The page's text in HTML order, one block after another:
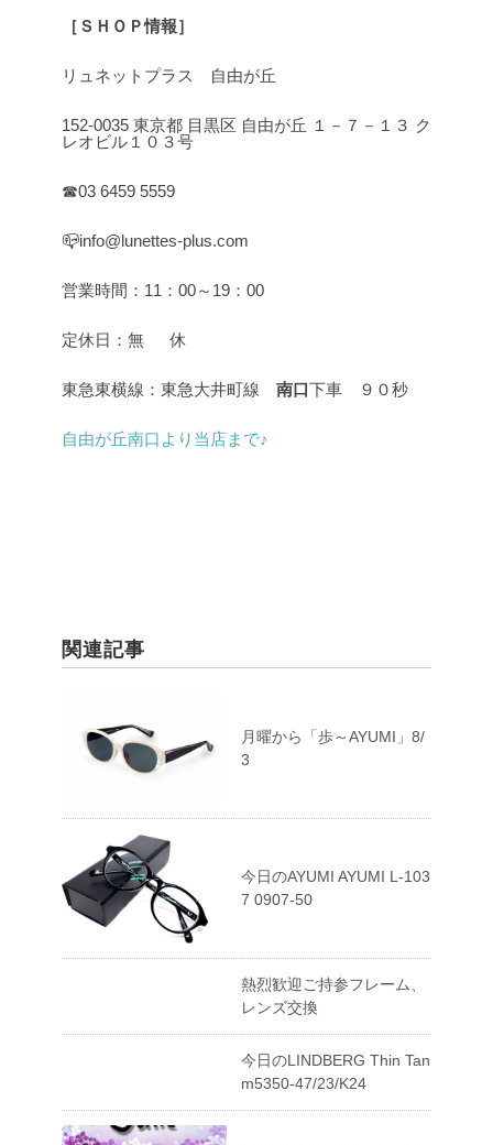
［ＳＨＯＰ情報］
リュネットプラス 自由が丘
152-0035 東京都 目黒区 自由が丘 １－７－１３ ク
レオビル１０３号
☎03 6459 5559
📪info@lunettes-plus.com
営業時間：11：00～19：00
定休日：無 休
東急東横線：東急大井町線 南口下車 ９０秒
自由が丘南口より当店まで♪
関連記事
月曜から「歩～AYUMI」8/
3
今日のAYUMI AYUMI L-103
7 0907-50
熱烈歓迎ご持参フレーム、
レンズ交換
今日のLINDBERG Thin Tan
m5350-47/23/K24